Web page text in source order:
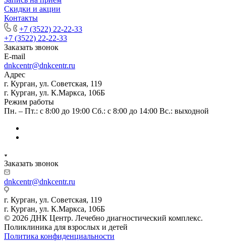
Скидки и акции
Контакты
+7 (3522) 22-22-33
+7 (3522) 22-22-33
Заказать звонок
E-mail
dnkcentr@dnkcentr.ru
Адрес
г. Курган, ул. Советская, 119
г. Курган, ул. К.Маркса, 106Б
Режим работы
Пн. – Пт.: с 8:00 до 19:00 Сб.: с 8:00 до 14:00 Вс.: выходной
Заказать звонок
dnkcentr@dnkcentr.ru
г. Курган, ул. Советская, 119
г. Курган, ул. К.Маркса, 106Б
© 2026 ДНК Центр. Лечебно диагностический комплекс.
Поликлиника для взрослых и детей
Политика конфиденциальности